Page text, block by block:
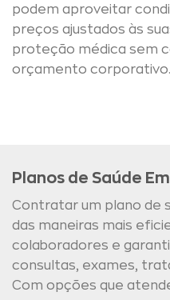
podem aproveitar
preços ajustados às
proteção médica sem
orçamento corporativo.
Planos de Saúde
Contratar um plano de
das maneiras mais
colaboradores e
consultas, exames,
Com opções que